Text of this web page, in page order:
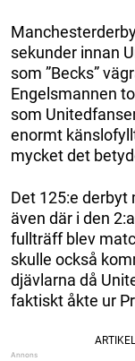
sekunder innan
som ”Becks”
Engelsmannen
som
enormt
mycket det
Det 125:e
även där i den
fullträff blev
skulle också
djävlarna då
faktiskt åkte ur